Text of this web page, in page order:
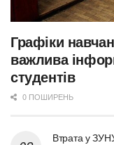
Графіки
важлива
студентів
0 ПОШИРЕНЬ
Втрата у